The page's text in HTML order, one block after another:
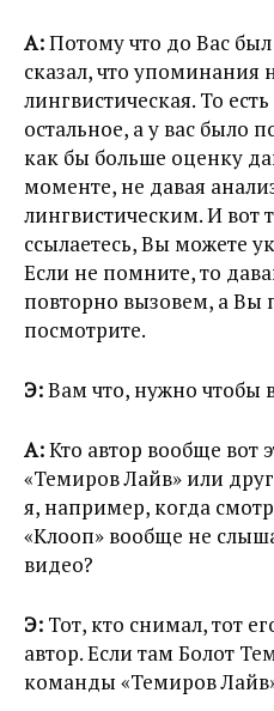
А:Потому что до Вас
сказал, что упоминания
лингвистическая. То
остальное, а у вас было
как бы больше оценку
моменте, не давая
лингвистическим. И вот
ссылаетесь, Вы можете
Если не помните, то
повторно вызовем, а Вы
посмотрите.
Э:Вам что, нужно чтобы
А:Кто автор вообще вот
«Темиров Лайв» или
я, например, когда
«Клооп» вообще не
видео?
Э: Тот, кто снимал, тот
автор. Если там Болот
команды «Темиров